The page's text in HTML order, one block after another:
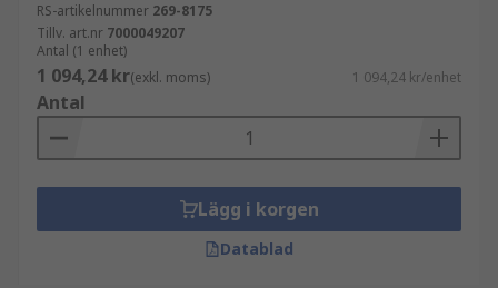
RS-artikelnummer 269-8175
Tillv. art.nr 7000049207
Antal (1 enhet)
1 094,24 kr(exkl. moms) 1 094,24 kr/enhet
Antal
Lägg i korgen
Datablad